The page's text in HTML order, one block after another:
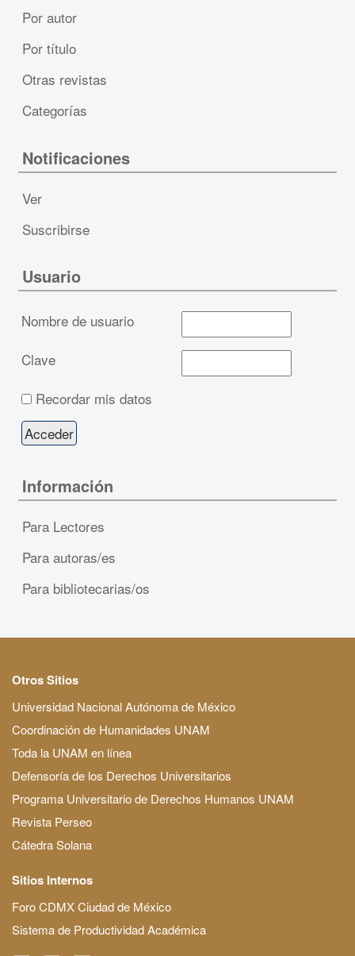
Por autor
Por título
Otras revistas
Categorías
Notificaciones
Ver
Suscribirse
Usuario
Nombre de usuario
Clave
Recordar mis datos
Información
Para Lectores
Para autoras/es
Para bibliotecarias/os
Otros Sitios
Universidad Nacional Autónoma de México
Coordinación de Humanidades UNAM
Toda la UNAM en línea
Defensoría de los Derechos Universitarios
Programa Universitario de Derechos Humanos UNAM
Revista Perseo
Cátedra Solana
Sitios Internos
Foro CDMX Ciudad de México
Sistema de Productividad Académica